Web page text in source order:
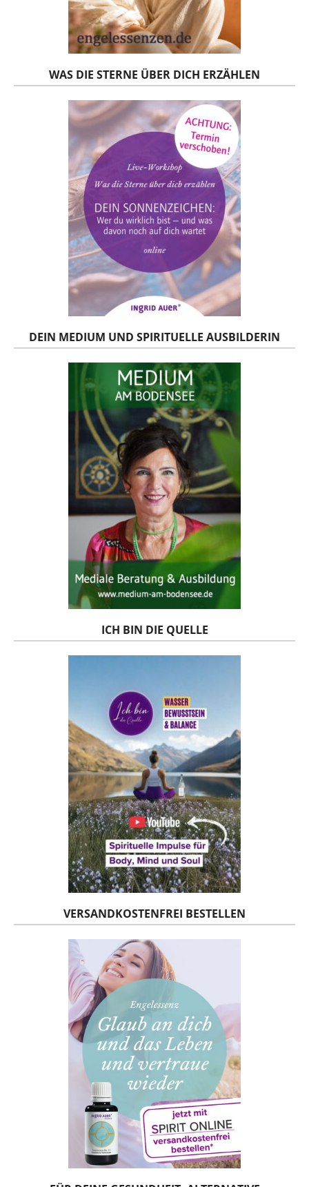
WAS DIE STERNE ÜBER DICH ERZÄHLEN
DEIN MEDIUM UND SPIRITUELLE AUSBILDERIN
ICH BIN DIE QUELLE
VERSANDKOSTENFREI BESTELLEN